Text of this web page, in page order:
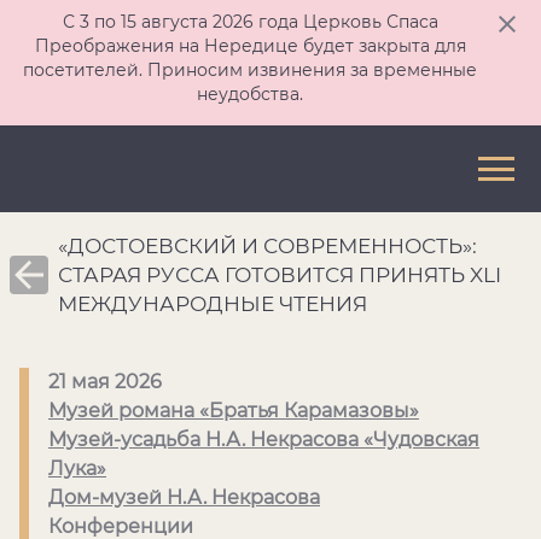
С 3 по 15 августа 2026 года Церковь Спаса
Преображения на Нередице будет закрыта для
посетителей. Приносим извинения за временные
неудобства.
«ДОСТОЕВСКИЙ И СОВРЕМЕННОСТЬ»:
СТАРАЯ РУССА ГОТОВИТСЯ ПРИНЯТЬ XLI
МЕЖДУНАРОДНЫЕ ЧТЕНИЯ
21 мая 2026
Музей романа «Братья Карамазовы»
Музей-усадьба Н.А. Некрасова «Чудовская
Лука»
Дом-музей Н.А. Некрасова
Конференции